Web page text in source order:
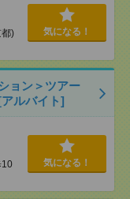
都)
気になる！
ョン＞ツアー
ルバイト]
10
気になる！